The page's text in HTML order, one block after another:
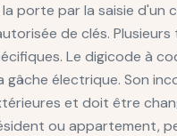
porte par la saisie d'un
de clés.
Le digicode à
gâche électrique. Son
et doit être
ou appartement,